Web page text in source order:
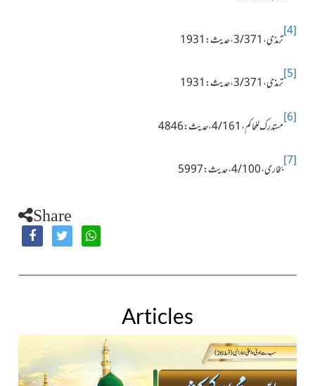
[4] ترمذی، 3/371، حدیث:1931
[5] ترمذی، 3/371، حدیث:1931
[6] مستدرک للحاکم،4/161، حدیث:4846
[7] بخاری، 4/100، حدیث: 5997
Share
Articles